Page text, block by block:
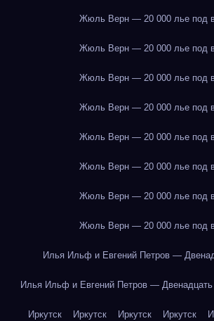
Жюль Верн — 20 000 лье под
Жюль Верн — 20 000 лье под
Жюль Верн — 20 000 лье под
Жюль Верн — 20 000 лье под
Жюль Верн — 20 000 лье под
Жюль Верн — 20 000 лье под
Жюль Верн — 20 000 лье под
Жюль Верн — 20 000 лье под
Илья Ильф и Евгений Петров —
Илья Ильф и Евгений Петров — Двенадцать
Иркутск Иркутск Иркутск Иркутск